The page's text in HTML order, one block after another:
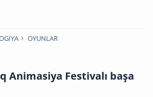
OYUNLAR
Animasiya Festivalı başa